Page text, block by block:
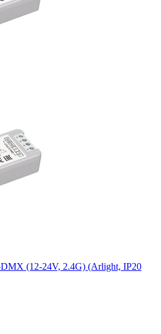
(12-24V, 2.4G) (Arlight, IP20